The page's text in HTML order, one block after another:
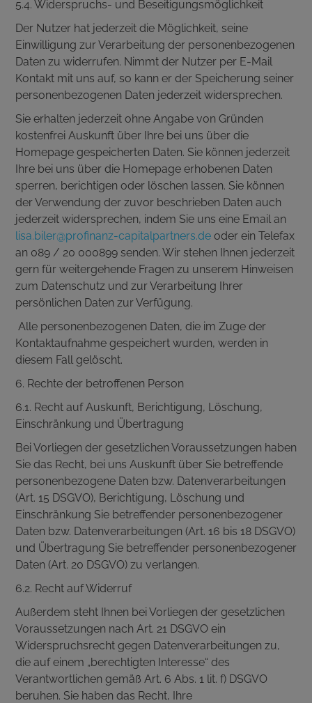
5.4. Widerspruchs- und Beseitigungsmöglichkeit
Der Nutzer hat jederzeit die Möglichkeit, seine
Einwilligung zur Verarbeitung der personenbezogenen
Daten zu widerrufen. Nimmt der Nutzer per E-Mail
Kontakt mit uns auf, so kann er der Speicherung seiner
personenbezogenen Daten jederzeit widersprechen.
Sie erhalten jederzeit ohne Angabe von Gründen
kostenfrei Auskunft über Ihre bei uns über die
Homepage gespeicherten Daten. Sie können jederzeit
Ihre bei uns über die Homepage erhobenen Daten
sperren, berichtigen oder löschen lassen. Sie können
der Verwendung der zuvor beschrieben Daten auch
jederzeit widersprechen, indem Sie uns eine Email an
lisa.biler@profinanz-capitalpartners.deoder ein Telefax
an 089 / 20 000899 senden. Wir stehen Ihnen jederzeit
gern für weitergehende Fragen zu unserem Hinweisen
zum Datenschutz und zur Verarbeitung Ihrer
persönlichen Daten zur Verfügung.
Alle personenbezogenen Daten, die im Zuge der
Kontaktaufnahme gespeichert wurden, werden in
diesem Fall gelöscht.
6. Rechte der betroffenen Person
6.1. Recht auf Auskunft, Berichtigung, Löschung,
Einschränkung und Übertragung
Bei Vorliegen der gesetzlichen Voraussetzungen haben
Sie das Recht, bei uns Auskunft über Sie betreffende
personenbezogene Daten bzw. Datenverarbeitungen
(Art. 15 DSGVO), Berichtigung, Löschung und
Einschränkung Sie betreffender personenbezogener
Daten bzw. Datenverarbeitungen (Art. 16 bis 18 DSGVO)
und Übertragung Sie betreffender personenbezogener
Daten (Art. 20 DSGVO) zu verlangen.
6.2. Recht auf Widerruf
Außerdem steht Ihnen bei Vorliegen der gesetzlichen
Voraussetzungen nach Art. 21 DSGVO ein
Widerspruchsrecht gegen Datenverarbeitungen zu,
die auf einem „berechtigten Interesse“ des
Verantwortlichen gemäß Art. 6 Abs. 1 lit. f) DSGVO
beruhen. Sie haben das Recht, Ihre